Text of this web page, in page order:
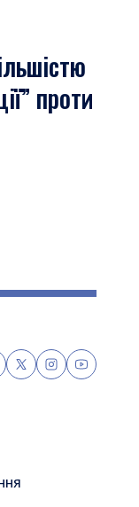
проти